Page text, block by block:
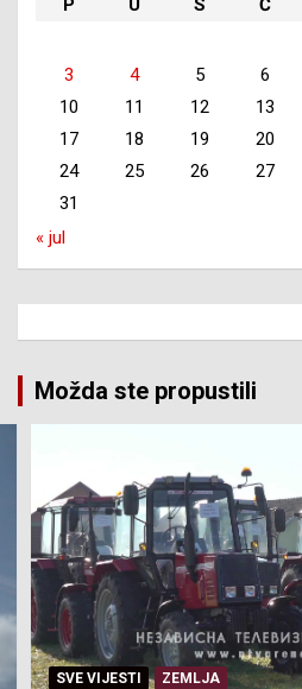
3
4 5 6
10
11 12 13
17
18 19 20
24
25 26 27
31
« jul
Možda ste propustili
SVE VIJESTI ZEMLJA